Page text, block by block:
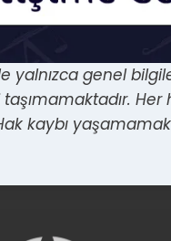
yalnızca genel
kaybı